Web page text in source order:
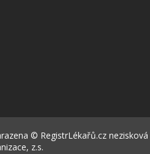
© RegistrLékařů.cz nezisková
z.s.